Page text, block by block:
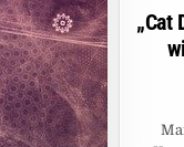
„Cat